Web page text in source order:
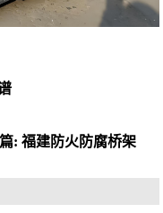
: 福建防火防腐桥架